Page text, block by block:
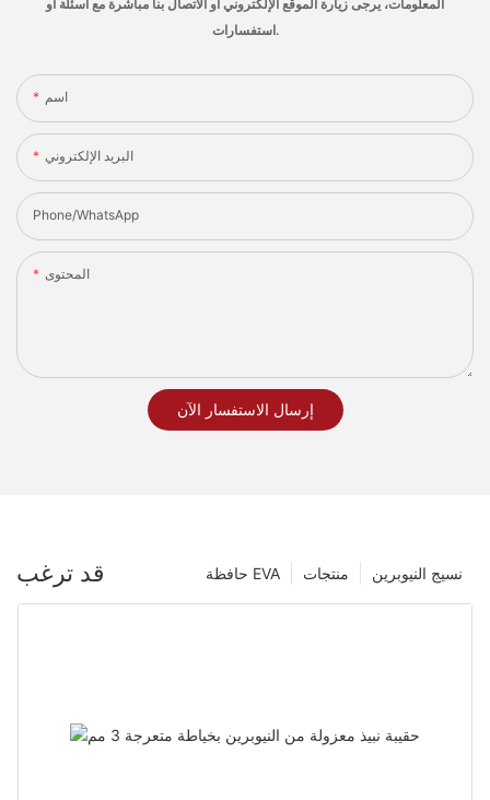
المعلومات، يرجى زيارة الموقع الإلكتروني أو الاتصال بنا مباشرة مع أسئلة أو
استفسارات.
اسم
البريد الإلكتروني
Phone/whatsApp
المحتوى
إرسال الاستفسار الآن
قد ترغب نسيج النيوبرين منتجات حافظة EVA